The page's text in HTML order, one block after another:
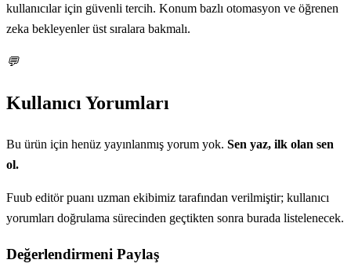
kullanıcılar için güvenli tercih. Konum bazlı otomasyon ve öğrenen
zeka bekleyenler üst sıralara bakmalı.
💬
Kullanıcı Yorumları
Bu ürün için henüz yayınlanmış yorum yok. Sen yaz, ilk olan sen
ol.
Fuub editör puanı uzman ekibimiz tarafından verilmiştir; kullanıcı
yorumları doğrulama sürecinden geçtikten sonra burada listelenecek.
Değerlendirmeni Paylaş